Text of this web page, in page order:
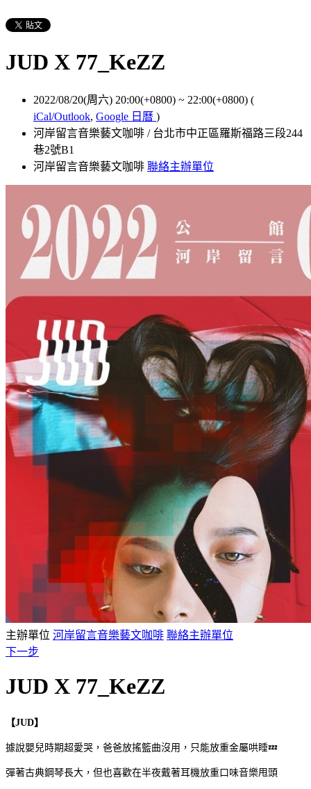
JUD X 77_KeZZ
2022/08/20(周六) 20:00(+0800) ~ 22:00(+0800) (
iCal/Outlook, Google 日曆 )
河岸留言音樂藝文咖啡 / 台北市中正區羅斯福路三段244
巷2號B1
河岸留言音樂藝文咖啡 聯絡主辦單位
主辦單位 河岸留言音樂藝文咖啡 聯絡主辦單位
下一步
JUD X 77_KeZZ
【JUD】
據說嬰兒時期超愛哭，爸爸放搖籃曲沒用，只能放重金屬哄睡💤
彈著古典鋼琴長大，但也喜歡在半夜戴著耳機放重口味音樂甩頭